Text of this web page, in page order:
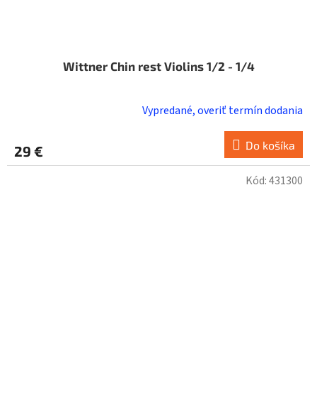
Wittner Chin rest Violins 1/2 - 1/4
Vypredané, overiť termín dodania
29 € Do košíka
Kód:431300